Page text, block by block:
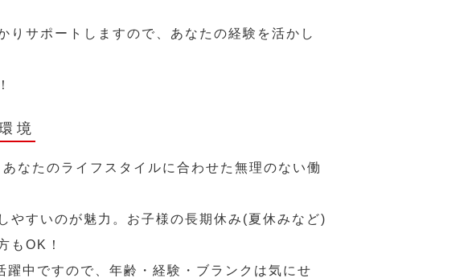
りサポートしますので、あなたの経験を活かし
境
なたのライフスタイルに合わせた無理のない働
やすいのが魅力。お子様の長期休み(夏休みなど)
もOK！
中ですので、年齢・経験・ブランクは気にせ